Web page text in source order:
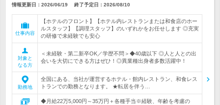
情報更新日：2026/06/19 終了予定日： 2026/08/10
仕事内容
【ホテルのフロント】【ホテル内レストランまたは和食店のホー
ルスタッフ】【調理スタッフ】のいずれかをお任せします ◎充実
の研修で未経験でも安心
対象と
なる方
＜未経験・第二新卒OK／学歴不問＞◆40歳以下 ◎人と人との出
会いを大切にできる方はぜひ！◎異業種出身者多数活躍中！
勤務地
全国にある、当社が運営するホテル・館内レストラン、和食レス
トランでの勤務となります。 ★転居を伴う…
◆月給22万5,000円～35万円＋各種手当※経験、年齢を考慮の